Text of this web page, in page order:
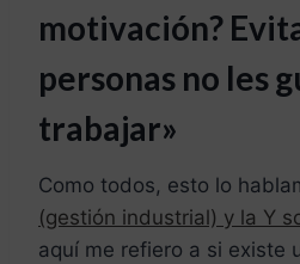
motivación?
personas no les
trabajar»
Como todos, esto lo
(gestión industrial) y la Y
aquí me refiero a si existe